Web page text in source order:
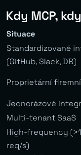
Kdy MCP,
Situace
Standardizované
(GitHub, Slack, DB)
Proprietární firemní
Jednorázové
Multi-tenant SaaS
High-frequency
req/s)